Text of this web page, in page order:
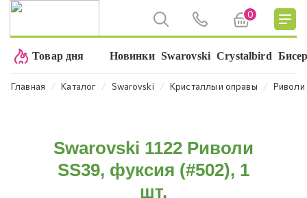
0
Товар дня Новинки Swarovski Crystalbird
Главная ⁄ Каталог ⁄ Swarovski ⁄ Кристаллы и оправы ⁄ Риволи
Swarovski 1122 Риволи
SS39, фуксия (#502), 1
шт.